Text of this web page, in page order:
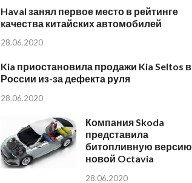
Haval занял первое место в рейтинге
качества китайских автомобилей
28.06.2020
Kia приостановила продажи Kia Seltos в
России из-за дефекта руля
28.06.2020
Компания Skoda
представила
битопливную версию
новой Octavia
28.06.2020